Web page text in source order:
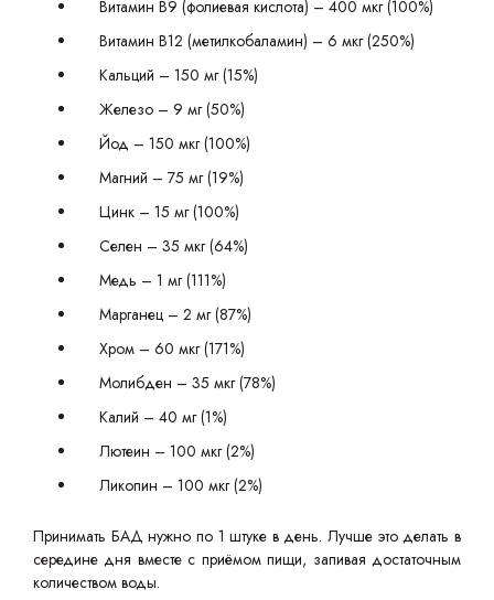
Витамин B9 (фолиевая кислота) – 400 мкг (100%)
Витамин B12 (метилкобаламин) – 6 мкг (250%)
Кальций – 150 мг (15%)
Железо – 9 мг (50%)
Йод – 150 мкг (100%)
Магний – 75 мг (19%)
Цинк – 15 мг (100%)
Селен – 35 мкг (64%)
Медь – 1 мг (111%)
Марганец – 2 мг (87%)
Хром – 60 мкг (171%)
Молибден – 35 мкг (78%)
Калий – 40 мг (1%)
Лютеин – 100 мкг (2%)
Ликопин – 100 мкг (2%)
Принимать БАД нужно по 1 штуке в день. Лучше это делать в
середине дня вместе с приёмом пищи, запивая достаточным
количеством воды.